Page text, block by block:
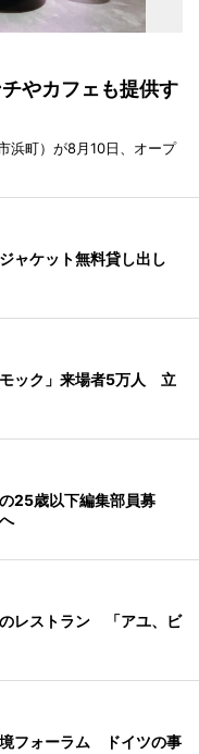
やカフェも提供す
浜町）が8月10日、オープ
ャケット無料貸し出し
ック」来場者5万人 立
25歳以下編集部員募
レストラン 「アユ、ビ
フォーラム ドイツの事